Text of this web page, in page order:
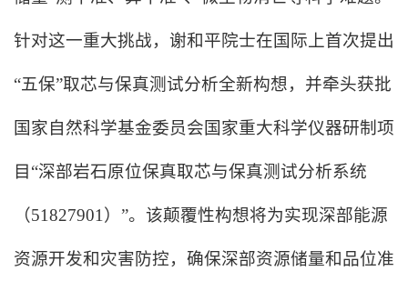
针对这一重大挑战，谢和平院士在国际上首次提出
“五保”取芯与保真测试分析全新构想，并牵头获批
国家自然科学基金委员会国家重大科学仪器研制项
目“深部岩石原位保真取芯与保真测试分析系统
（51827901 ） ”。 该颠覆性构想将为实现深部能源
资源开发和灾害防控，确保深部资源储量和品位准